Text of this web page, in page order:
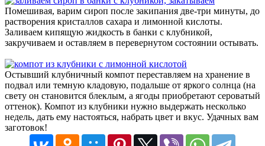
Помешивая, варим сироп после закипания две-три минуты, до
растворения кристаллов сахара и лимонной кислоты.
Заливаем кипящую жидкость в банки с клубникой,
закручиваем и оставляем в перевернутом состоянии остывать.
Остывший клубничный компот переставляем на хранение в
подвал или темную кладовую, подальше от яркого солнца (на
свету он становится блеклым, а ягоды приобретают сероватый
оттенок). Компот из клубники нужно выдержать несколько
недель, дать ему настояться, набрать цвет и вкус. Удачных вам
заготовок!